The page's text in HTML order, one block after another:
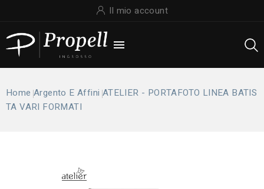
Il mio account

Home Argento E Affini ATELIER - PORTAFOTO LINEA BATIS
TA VARI FORMATI